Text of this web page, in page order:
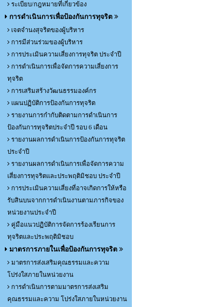
ระเบียบ/กฎหมายที่เกี่ยวข้อง
การดำเนินการเพื่อป้องกันการทุจริต
เจตจำนงสุจริตของผู้บริหาร
การมีส่วนร่วมของผู้บริหาร
การประเมินความเสี่ยงการทุจริต ประจำปี
การดำเนินการเพื่อจัดการความเสี่ยงการ
ทุจริต
การเสริมสร้างวัฒนธรรมองค์กร
แผนปฏิบัติการป้องกันการทุจริต
รายงานการกำกับติดตามการดำเนินการ
ป้องกันการทุจริตประจำปี รอบ 6 เดือน
รายงานผลการดำเนินการป้องกันการทุจริต
ประจำปี
รายงานผลการดำเนินการเพื่อจัดการความ
เสี่ยงการทุจริตและประพฤติมิชอบ ประจำปี
การประเมินความเสี่ยงที่อาจเกิดการให้หรือ
รับสินบนจากการดำเนินงานตามภารกิจของ
หน่วยงานประจำปี
คู่มือแนวปฏิบัติการจัดการร้องเรียนการ
ทุจริตและประพฤติมิชอบ
มาตรการภายในเพื่อป้องกันการทุจริต
มาตรการส่งเสริมคุณธรรมและความ
โปร่งใสภายในหน่วยงาน
การดำเนินการตามมาตรการส่งเสริม
คุณธรรมและความ โปร่งใสภายในหน่วยงาน